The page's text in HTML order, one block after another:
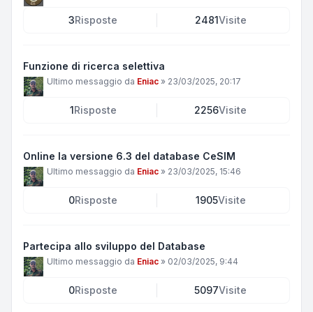
3Risposte 2481Visite
Funzione di ricerca selettiva
Ultimo messaggio da Eniac » 23/03/2025, 20:17
1Risposte 2256Visite
Online la versione 6.3 del database CeSIM
Ultimo messaggio da Eniac » 23/03/2025, 15:46
0Risposte 1905Visite
Partecipa allo sviluppo del Database
Ultimo messaggio da Eniac » 02/03/2025, 9:44
0Risposte 5097Visite